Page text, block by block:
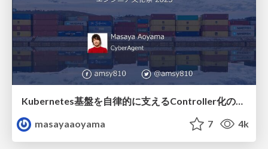
Kubernetes基盤を自律的に支えるController化の実装Tips / forkwell-202303-amsy810-k8s
masayaaoyama
7 4k